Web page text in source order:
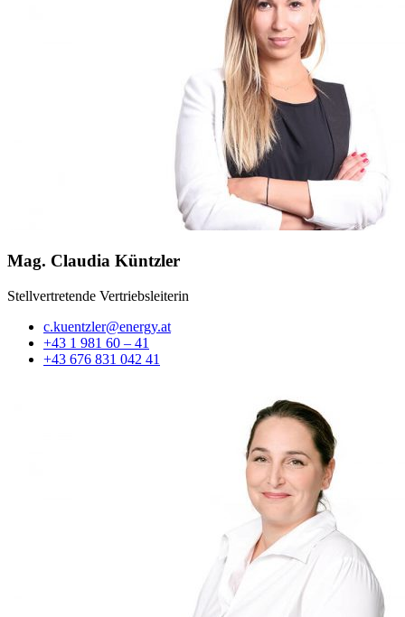
Mag. Claudia Küntzler
Stellvertretende Vertriebsleiterin
c.kuentzler@energy.at
+43 1 981 60 – 41
+43 676 831 042 41